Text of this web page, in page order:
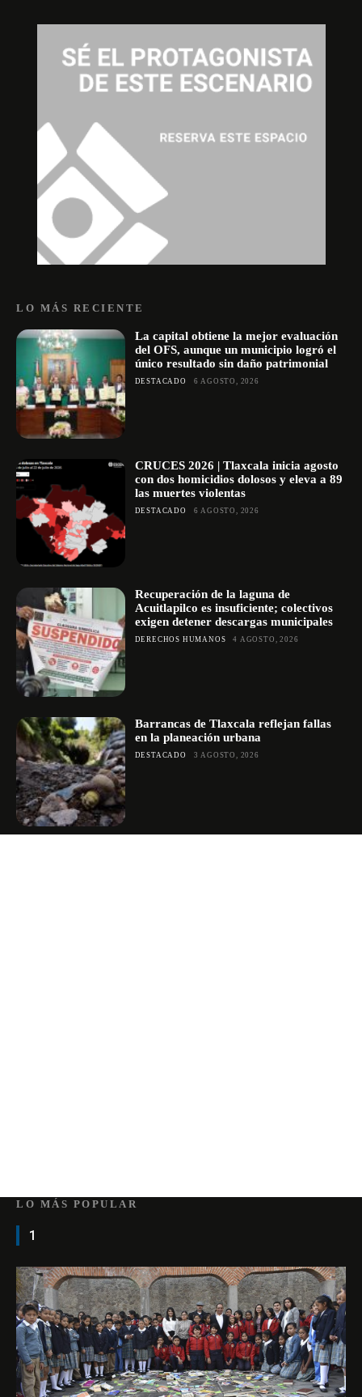
LO MÁS RECIENTE
La capital obtiene la mejor evaluación
del OFS, aunque un municipio logró el
único resultado sin daño patrimonial
DESTACADO 6 AGOSTO, 2026
CRUCES 2026 | Tlaxcala inicia agosto
con dos homicidios dolosos y eleva a 89
las muertes violentas
DESTACADO 6 AGOSTO, 2026
Recuperación de la laguna de
Acuitlapilco es insuficiente; colectivos
exigen detener descargas municipales
DERECHOS HUMANOS 4 AGOSTO, 2026
Barrancas de Tlaxcala reflejan fallas
en la planeación urbana
DESTACADO 3 AGOSTO, 2026
LO MÁS POPULAR
1